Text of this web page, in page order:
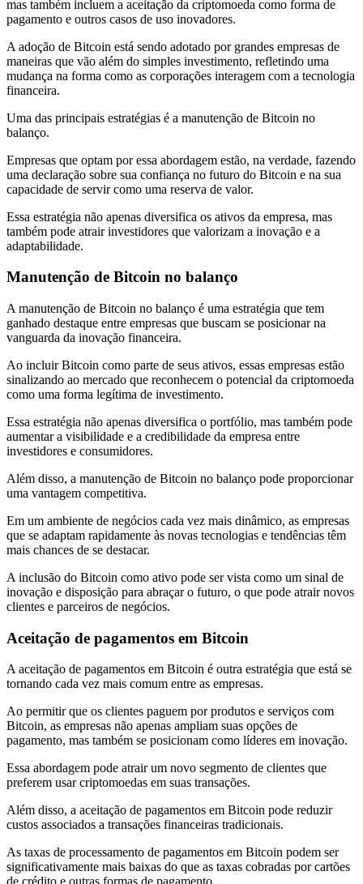
mas também incluem a aceitação da criptomoeda como forma de
pagamento e outros casos de uso inovadores.
A adoção de Bitcoin está sendo adotado por grandes empresas de
maneiras que vão além do simples investimento, refletindo uma
mudança na forma como as corporações interagem com a tecnologia
financeira.
Uma das principais estratégias é a manutenção de Bitcoin no
balanço.
Empresas que optam por essa abordagem estão, na verdade, fazendo
uma declaração sobre sua confiança no futuro do Bitcoin e na sua
capacidade de servir como uma reserva de valor.
Essa estratégia não apenas diversifica os ativos da empresa, mas
também pode atrair investidores que valorizam a inovação e a
adaptabilidade.
Manutenção de Bitcoin no balanço
A manutenção de Bitcoin no balanço é uma estratégia que tem
ganhado destaque entre empresas que buscam se posicionar na
vanguarda da inovação financeira.
Ao incluir Bitcoin como parte de seus ativos, essas empresas estão
sinalizando ao mercado que reconhecem o potencial da criptomoeda
como uma forma legítima de investimento.
Essa estratégia não apenas diversifica o portfólio, mas também pode
aumentar a visibilidade e a credibilidade da empresa entre
investidores e consumidores.
Além disso, a manutenção de Bitcoin no balanço pode proporcionar
uma vantagem competitiva.
Em um ambiente de negócios cada vez mais dinâmico, as empresas
que se adaptam rapidamente às novas tecnologias e tendências têm
mais chances de se destacar.
A inclusão do Bitcoin como ativo pode ser vista como um sinal de
inovação e disposição para abraçar o futuro, o que pode atrair novos
clientes e parceiros de negócios.
Aceitação de pagamentos em Bitcoin
A aceitação de pagamentos em Bitcoin é outra estratégia que está se
tornando cada vez mais comum entre as empresas.
Ao permitir que os clientes paguem por produtos e serviços com
Bitcoin, as empresas não apenas ampliam suas opções de
pagamento, mas também se posicionam como líderes em inovação.
Essa abordagem pode atrair um novo segmento de clientes que
preferem usar criptomoedas em suas transações.
Além disso, a aceitação de pagamentos em Bitcoin pode reduzir
custos associados a transações financeiras tradicionais.
As taxas de processamento de pagamentos em Bitcoin podem ser
significativamente mais baixas do que as taxas cobradas por cartões